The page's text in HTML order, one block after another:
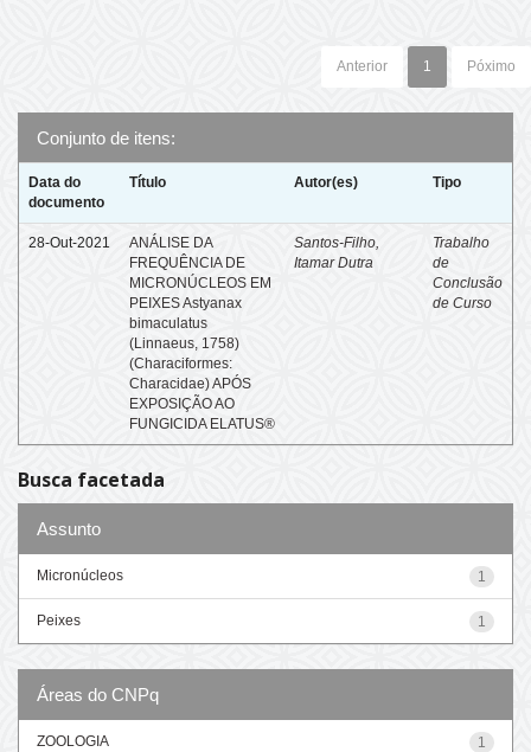
Anterior 1 Póximo
Conjunto de itens:
Data do
documento
Título Autor(es) Tipo
28-Out-2021
ANÁLISE DA
FREQUÊNCIA DE
MICRONÚCLEOS EM
PEIXES Astyanax
bimaculatus
(Linnaeus, 1758)
(Characiformes:
Characidae) APÓS
EXPOSIÇÃO AO
FUNGICIDA ELATUS®
Santos-Filho,
Itamar Dutra
Trabalho
de
Conclusão
de Curso
Busca facetada
Assunto
1
Micronúcleos
1
Peixes
Áreas do CNPq
1
ZOOLOGIA